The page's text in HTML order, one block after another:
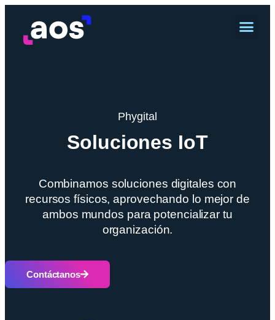
Phygital
Soluciones IoT
Combinamos soluciones digitales con
recursos físicos, aprovechando lo mejor de
ambos mundos para potencializar tu
organización.
Contáctanos